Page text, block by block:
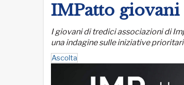
IMPatto giovani
I giovani di tredici associazioni di
una indagine sulle iniziative
Ascolta